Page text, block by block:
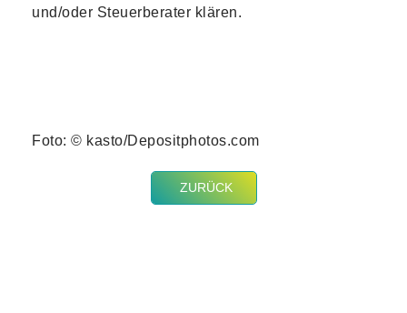
und/oder Steuerberater klären.
Foto: © kasto/Depositphotos.com
ZURÜCK